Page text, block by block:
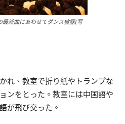
最新曲にあわせてダンス披露(写
れ、教室で折り紙やトランプな
ンをとった。教室には中国語や
が飛び交った。